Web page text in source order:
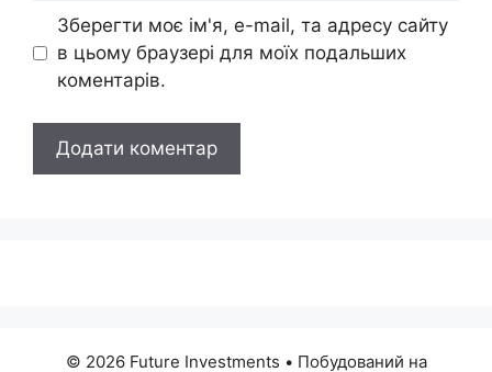
Зберегти моє ім'я, e-mail, та адресу сайту
в цьому браузері для моїх подальших
коментарів.
© 2026 Future Investments • Побудований на